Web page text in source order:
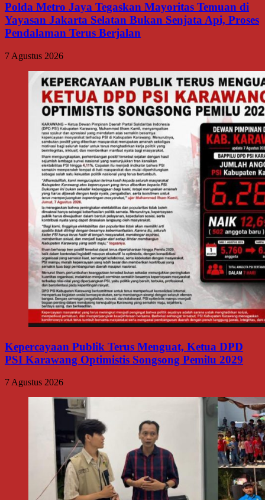
Polda Metro Jaya Tegaskan Mayoritas Temuan di
Yayasan Jakarta Selatan Bukan Senjata Api, Proses
Pendalaman Terus Berjalan
7 Agustus 2026
Kepercayaan Publik Terus Menguat, Ketua DPD
PSI Karawang Optimistis Songsong Pemilu 2029
7 Agustus 2026